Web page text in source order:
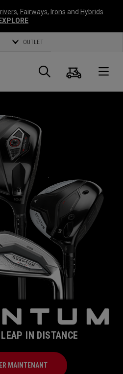
, Fairways, Irons and Hybrids
EXPLORE
OUTLET
Panier
IN DISTANCE
MAINTENANT